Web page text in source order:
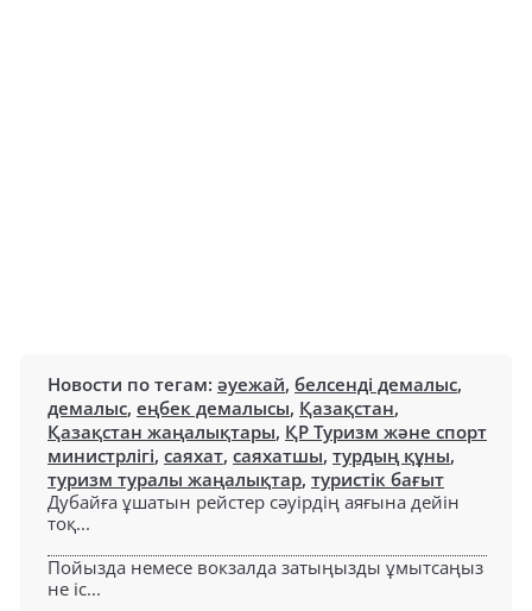
Новости по тегам: әуежай, белсенді демалыс,
демалыс, еңбек демалысы, Қазақстан,
Қазақстан жаңалықтары, ҚР Туризм және спорт
министрлігі, саяхат, саяхатшы, турдың құны,
туризм туралы жаңалықтар, туристік бағыт
Дубайға ұшатын рейстер сәуірдің аяғына дейін
тоқ...
Пойызда немесе вокзалда затыңызды ұмытсаңыз
не іс...